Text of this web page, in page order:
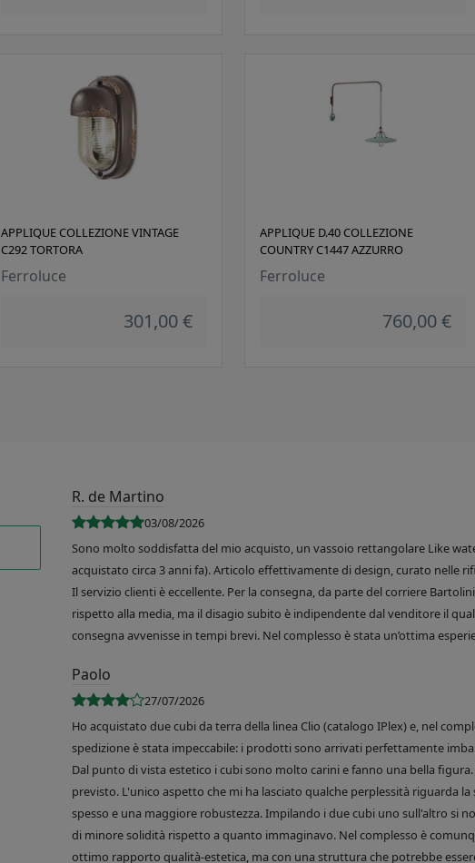
APPLIQUE COLLEZIONE VINTAGE
C292 TORTORA
Ferroluce
301,00 €
APPLIQUE D.40 COLLEZIONE
COUNTRY C1447 AZZURRO
Ferroluce
760,00 €
R. de Martino
03/08/2026
Sono molto soddisfatta del mio acquisto, un vassoio rettangolare Like
acquistato circa 3 anni fa). Articolo effettivamente di design, curato nelle
Il servizio clienti è eccellente. Per la consegna, da parte del corriere
rispetto alla media, ma il disagio subito è indipendente dal venditore il
consegna avvenisse in tempi brevi. Nel complesso è stata un’ottima
Paolo
27/07/2026
Ho acquistato due cubi da terra della linea Clio (catalogo IPlex) e, nel
spedizione è stata impeccabile: i prodotti sono arrivati perfettamente
Dal punto di vista estetico i cubi sono molto carini e fanno una bella
previsto. L'unico aspetto che mi ha lasciato qualche perplessità riguarda
spesso e una maggiore robustezza. Impilando i due cubi uno sull'altro si
di minore solidità rispetto a quanto immaginavo. Nel complesso è
ottimo rapporto qualità-estetica, ma con una struttura che potrebbe